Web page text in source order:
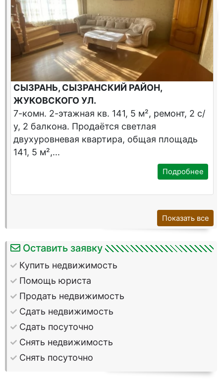
Оставить заявку
Купить недвижимость
Помощь юриста
Продать недвижимость
Сдать недвижимость
Сдать посуточно
Снять недвижимость
Снять посуточно
СЫЗРАНЬ, СЫЗРАНСКИЙ РАЙОН,
ЖУКОВСКОГО УЛ.
7-комн. 2-этажная кв. 141, 5 м², ремонт, 2 с/
у, 2 балкона. Продаётся светлая
двухуровневая квартира, общая площадь
141, 5 м²,...
Подробнее
Показать все